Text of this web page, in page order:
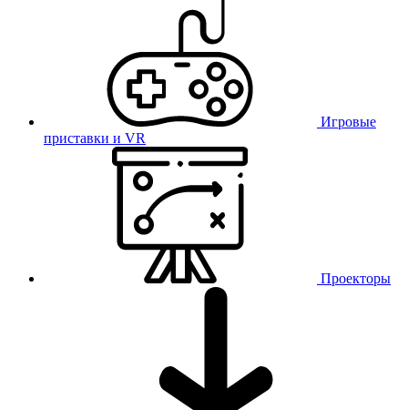
Игровые
приставки и VR
Проекторы